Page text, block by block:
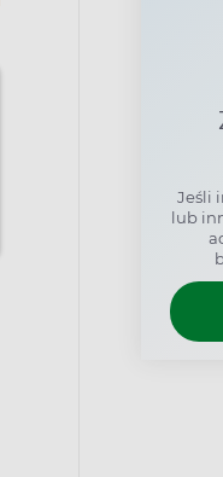
Jeśli
lub